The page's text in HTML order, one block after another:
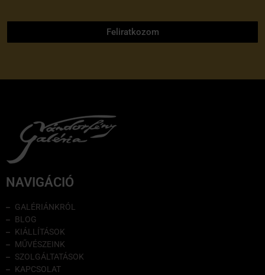
Feliratkozom
NAVIGÁCIÓ
GALÉRIÁNKRÓL
BLOG
KIÁLLÍTÁSOK
MŰVÉSZEINK
SZOLGÁLTATÁSOK
KAPCSOLAT